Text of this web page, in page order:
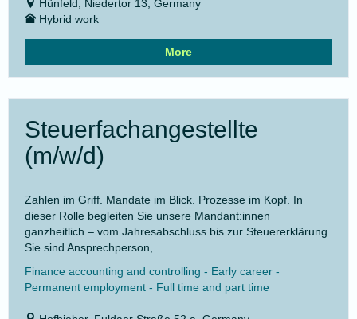
Hünfeld, Niedertor 13, Germany
Hybrid work
More
Steuerfachangestellte
(m/w/d)
Zahlen im Griff. Mandate im Blick. Prozesse im Kopf. In
dieser Rolle begleiten Sie unsere Mandant:innen
ganzheitlich – vom Jahresabschluss bis zur Steuererklärung.
Sie sind Ansprechperson, ...
Finance accounting and controlling - Early career -
Permanent employment - Full time and part time